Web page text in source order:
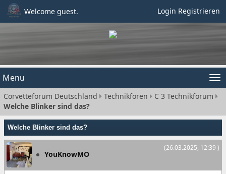
Welcome guest. Login Registrieren
Menu
Corvetteforum Deutschland Technikforen
C 3 Technikforum
Welche Blinker sind das?
Welche Blinker sind das?
(26.03.2025, 12:39 )
YouKnowMO